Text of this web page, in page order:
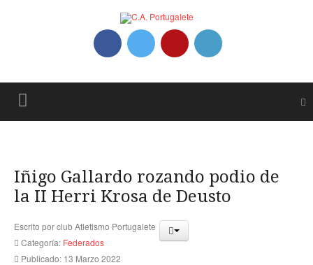
Iñigo Gallardo rozando podio de
la II Herri Krosa de Deusto
Escrito porclub Atletismo Portugalete
Categoría: Federados
Publicado: 13 Marzo 2022